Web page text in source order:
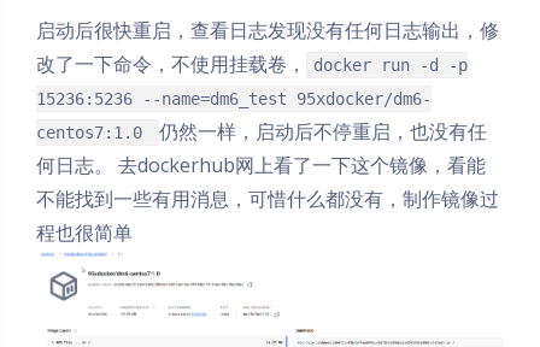
启动后很快重启，查看日志发现没有任何日志输出，修
改了一下命令，不使用挂载卷，
docker run -d -p
15236:5236 --name=dm6_test 95xdocker/dm6-
centos7:1.0
仍然一样，启动后不停重启，也没有任
何日志。 去dockerhub网上看了一下这个镜像，看能
不能找到一些有用消息，可惜什么都没有，制作镜像过
程也很简单